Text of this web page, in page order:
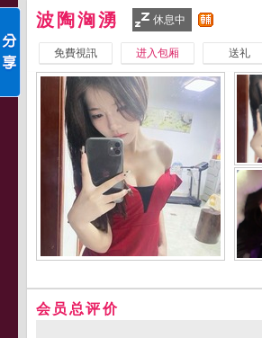
波陶洶湧 休息中
免費視訊 进入包厢 送礼
会员总评价